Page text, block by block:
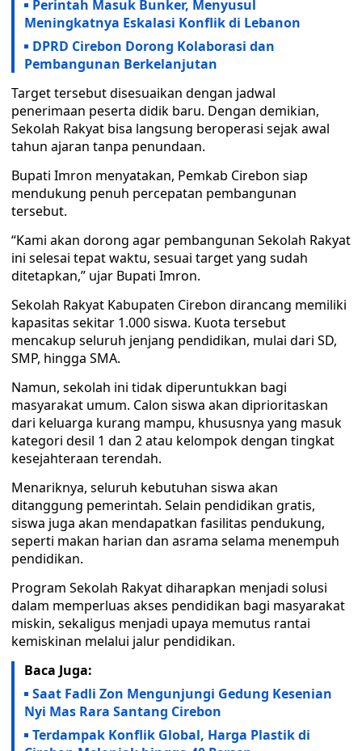
Perintah Masuk Bunker, Menyusul
Meningkatnya Eskalasi Konflik di Lebanon
DPRD Cirebon Dorong Kolaborasi dan
Pembangunan Berkelanjutan
Target tersebut disesuaikan dengan jadwal
penerimaan peserta didik baru. Dengan demikian,
Sekolah Rakyat bisa langsung beroperasi sejak awal
tahun ajaran tanpa penundaan.
Bupati Imron menyatakan, Pemkab Cirebon siap
mendukung penuh percepatan pembangunan
tersebut.
“Kami akan dorong agar pembangunan Sekolah Rakyat
ini selesai tepat waktu, sesuai target yang sudah
ditetapkan,” ujar Bupati Imron.
Sekolah Rakyat Kabupaten Cirebon dirancang memiliki
kapasitas sekitar 1.000 siswa. Kuota tersebut
mencakup seluruh jenjang pendidikan, mulai dari SD,
SMP, hingga SMA.
Namun, sekolah ini tidak diperuntukkan bagi
masyarakat umum. Calon siswa akan diprioritaskan
dari keluarga kurang mampu, khususnya yang masuk
kategori desil 1 dan 2 atau kelompok dengan tingkat
kesejahteraan terendah.
Menariknya, seluruh kebutuhan siswa akan
ditanggung pemerintah. Selain pendidikan gratis,
siswa juga akan mendapatkan fasilitas pendukung,
seperti makan harian dan asrama selama menempuh
pendidikan.
Program Sekolah Rakyat diharapkan menjadi solusi
dalam memperluas akses pendidikan bagi masyarakat
miskin, sekaligus menjadi upaya memutus rantai
kemiskinan melalui jalur pendidikan.
Baca Juga:
Saat Fadli Zon Mengunjungi Gedung Kesenian
Nyi Mas Rara Santang Cirebon
Terdampak Konflik Global, Harga Plastik di